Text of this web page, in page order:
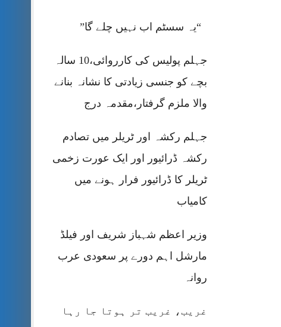
“یہ سسٹم اب نہیں چلے گا”
جہلم پولیس کی کارروائی،10 سالہ
بچے کو جنسی زیادتی کا نشانہ بنانے
والا ملزم گرفتار،مقدمہ درج
جہلم رکشہ اور ٹریلر میں تصادم
رکشہ ڈرائیور اور ایک عورت زخمی
ٹریلر کا ڈرائیور فرار ہونے میں
کامیاب
وزیر اعظم شہباز شریف اور فیلڈ
مارشل اہم دورے پر سعودی عرب
روانہ
غریب، غریب تر ہوتا جا رہا